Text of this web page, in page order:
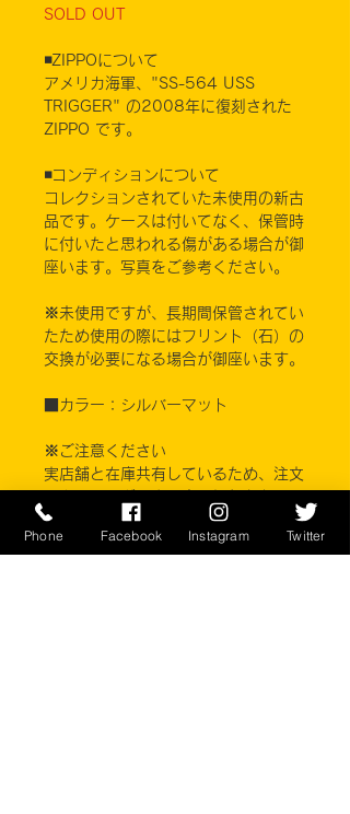
SOLD OUT
◾️ZIPPOについて
アメリカ海軍、"SS-564 USS
TRIGGER" の2008年に復刻された
ZIPPO です。
◾️コンディションについて
コレクションされていた未使用の新古
品です。ケースは付いてなく、保管時
に付いたと思われる傷がある場合が御
座います。写真をご参考ください。
※未使用ですが、長期間保管されてい
たため使用の際にはフリント（石）の
交換が必要になる場合が御座います。
■カラー：シルバーマット
※ご注意ください
実店舗と在庫共有しているため、注文
しまう場合がございます。
お客様のご覧になっている環境により
Phone Facebook Instagram Twitter